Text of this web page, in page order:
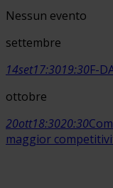
Nessun evento
settembre
14set17:3019:30F-
ottobre
20ott18:3020:30
maggior